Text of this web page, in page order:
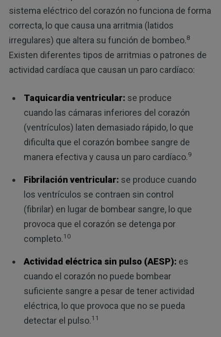
sistema eléctrico del corazón no funciona de forma
correcta, lo que causa una arritmia (latidos
irregulares) que altera su función de bombeo.8
Existen diferentes tipos de arritmias o patrones de
actividad cardíaca que causan un paro cardíaco:
Taquicardia ventricular: se produce
cuando las cámaras inferiores del corazón
(ventrículos) laten demasiado rápido, lo que
dificulta que el corazón bombee sangre de
manera efectiva y causa un paro cardíaco.9
Fibrilación ventricular: se produce cuando
los ventrículos se contraen sin control
(fibrilar) en lugar de bombear sangre, lo que
provoca que el corazón se detenga por
completo.10
Actividad eléctrica sin pulso (AESP): es
cuando el corazón no puede bombear
suficiente sangre a pesar de tener actividad
eléctrica, lo que provoca que no se pueda
detectar el pulso.11